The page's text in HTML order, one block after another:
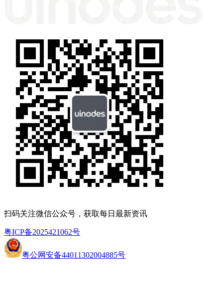
扫码关注微信公众号，获取每日最新资讯
粤ICP备2025421062号
粤公网安备44011302004885号